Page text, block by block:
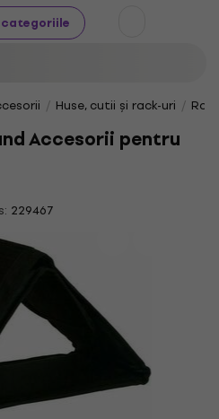
Huse, cutii și rack-uri
Accesorii pentru
229467